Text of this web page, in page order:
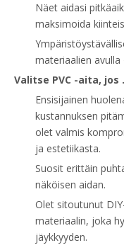
Näet aidasi
maksimoida
materiaalien avulla
Valitse PVC -aita, jos
Ensisijainen
kustannuksen
olet valmis
ja estetiikasta.
Suosit erittäin
näköisen aidan.
Olet sitoutunut
materiaalin, joka
jäykkyyden.